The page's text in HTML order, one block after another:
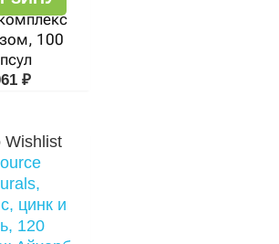
100
₽
Wishlist